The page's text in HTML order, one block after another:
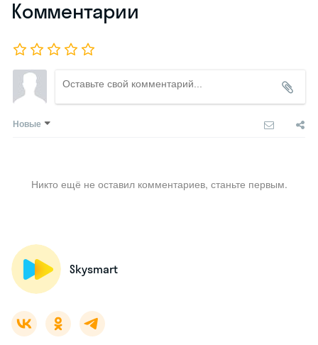
Комментарии
Новые
Никто ещё не оставил комментариев, станьте первым.
Skysmart